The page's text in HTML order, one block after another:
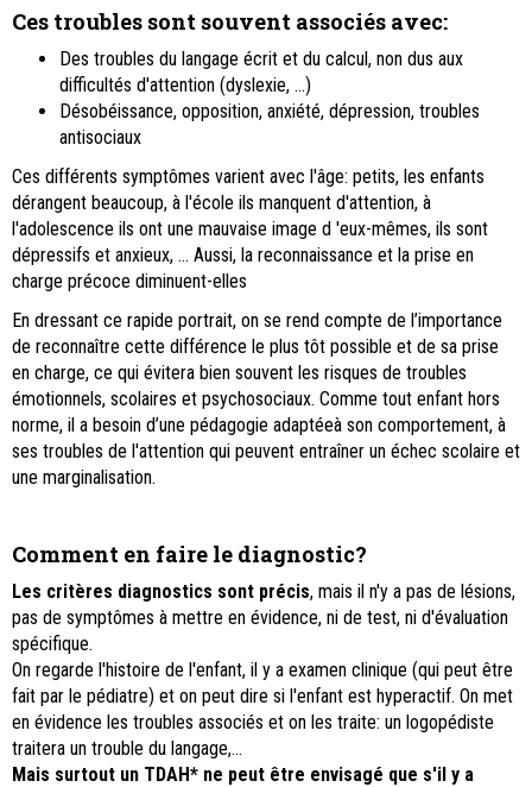
Ces troubles sont souvent associés avec:
Des troubles du langage écrit et du calcul, non dus aux
difficultés d'attention (dyslexie, ...)
Désobéissance, opposition, anxiété, dépression, troubles
antisociaux
Ces différents symptômes varient avec l'âge: petits, les enfants
dérangent beaucoup, à l'école ils manquent d'attention, à
l'adolescence ils ont une mauvaise image d 'eux-mêmes, ils sont
dépressifs et anxieux, ... Aussi, la reconnaissance et la prise en
charge précoce diminuent-elles
En dressant ce rapide portrait, on se rend compte de l’importance
de reconnaître cette différence le plus tôt possible et de sa prise
en charge, ce qui évitera bien souvent les risques de troubles
émotionnels, scolaires et psychosociaux. Comme tout enfant hors
norme, il a besoin d’une pédagogie adaptéeà son comportement, à
ses troubles de l'attention qui peuvent entraîner un échec scolaire et
une marginalisation.
Comment en faire le diagnostic?
Les critères diagnostics sont précis, mais il n'y a pas de lésions,
pas de symptômes à mettre en évidence, ni de test, ni d'évaluation
spécifique.
On regarde l'histoire de l'enfant, il y a examen clinique (qui peut être
fait par le pédiatre) et on peut dire si l'enfant est hyperactif. On met
en évidence les troubles associés et on les traite: un logopédiste
traitera un trouble du langage,…
Mais surtout un TDAH* ne peut être envisagé que s'il y a